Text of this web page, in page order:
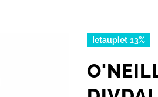
Ietaupiet 13%